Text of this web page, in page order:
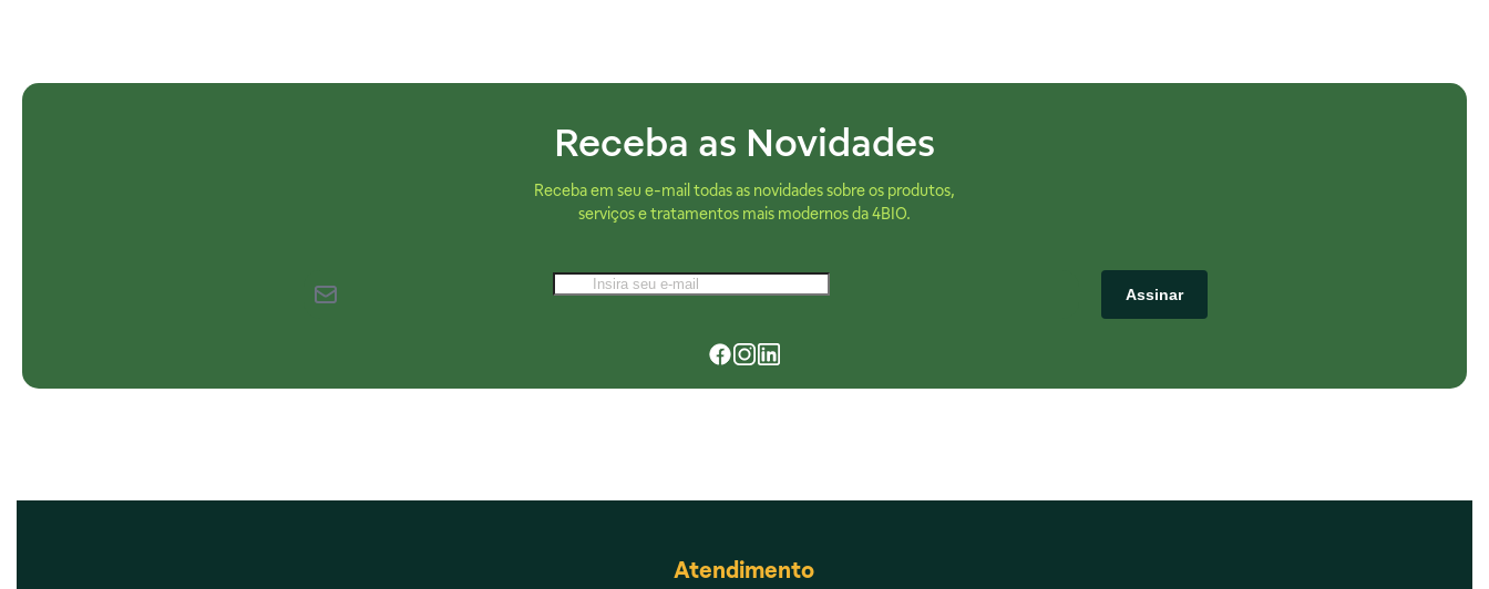
Receba as Novidades
Receba em seu e-mail todas as novidades sobre os produtos,
serviços e tratamentos mais modernos da 4BIO.
Assinar
Atendimento